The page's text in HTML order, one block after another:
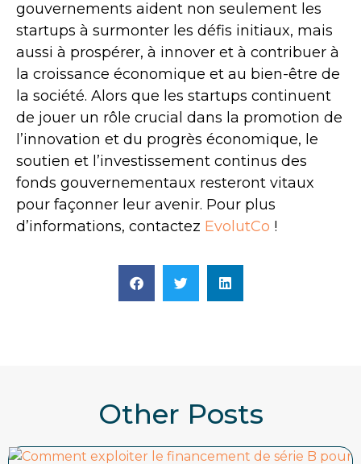
gouvernements aident non seulement les
startups à surmonter les défis initiaux, mais
aussi à prospérer, à innover et à contribuer à
la croissance économique et au bien-être de
la société. Alors que les startups continuent
de jouer un rôle crucial dans la promotion de
l’innovation et du progrès économique, le
soutien et l’investissement continus des
fonds gouvernementaux resteront vitaux
pour façonner leur avenir. Pour plus
d’informations, contactez EvolutCo !
Other Posts